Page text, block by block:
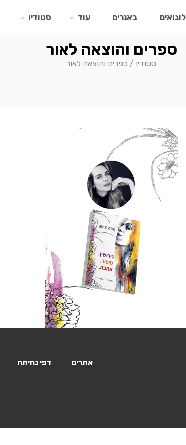
לוגואים באנרים עוד סטודיו
ספרים והוצאה לאור
סטודיו / ספרים והוצאה לאור
אתרים דפי נחיתה